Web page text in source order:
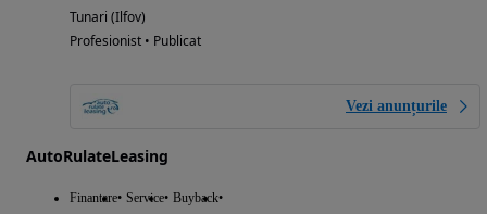
Tunari (Ilfov)
Profesionist • Publicat
Vezi anunțurile
AutoRulateLeasing
Finantare Service Buyback